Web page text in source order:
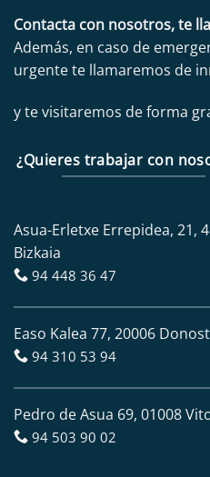
Contacta con nosotros, te
Además, en caso de
urgente te llamaremos de
y te visitaremos de forma
¿Quieres trabajar con
Asua-Erletxe Errepidea, 21,
Bizkaia
94 448 36 47
Easo Kalea 77, 20006
94 310 53 94
Pedro de Asua 69, 01008
94 503 90 02